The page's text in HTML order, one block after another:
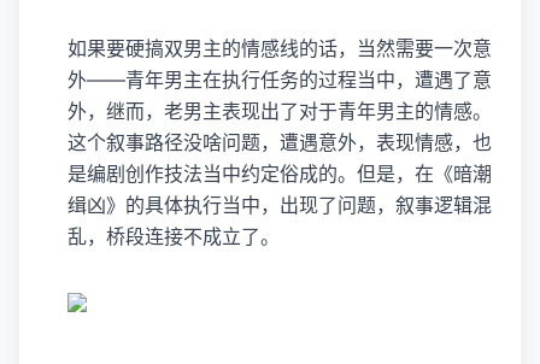
如果要硬搞双男主的情感线的话，当然需要一次意
外——青年男主在执行任务的过程当中，遭遇了意
外，继而，老男主表现出了对于青年男主的情感。
这个叙事路径没啥问题，遭遇意外，表现情感，也
是编剧创作技法当中约定俗成的。但是，在《暗潮
缉凶》的具体执行当中，出现了问题，叙事逻辑混
乱，桥段连接不成立了。